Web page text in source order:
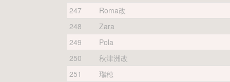
247
Roma改
248
Zara
249
Pola
250
秋津洲改
251
瑞穂